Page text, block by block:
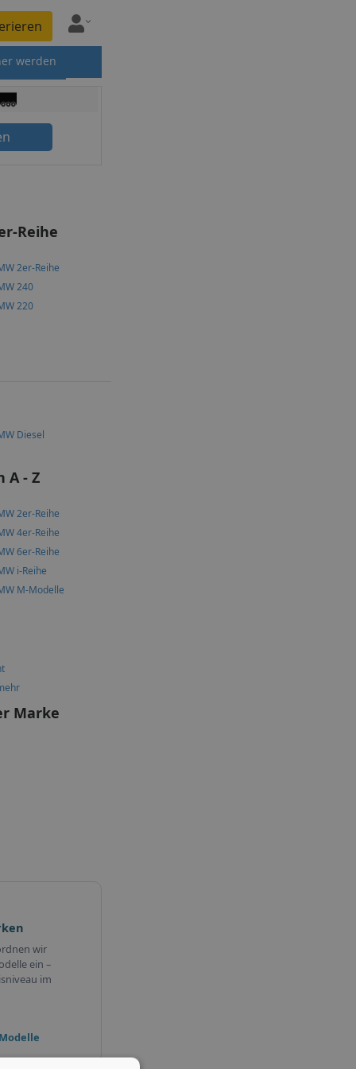
werden
Reihe
2er-Reihe
240
220
Diesel
A - Z
2er-Reihe
4er-Reihe
6er-Reihe
i-Reihe
M-Modelle
Marke
wir
ein –
im